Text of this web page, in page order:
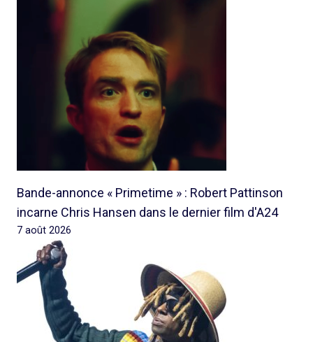
Bande-annonce « Primetime » : Robert Pattinson
incarne Chris Hansen dans le dernier film d'A24
7 août 2026